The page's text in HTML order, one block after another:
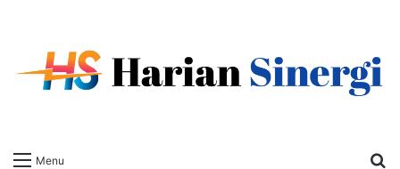
Menu